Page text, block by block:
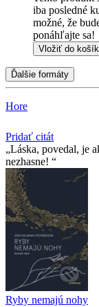
iba posledné
možné, že
ponáhľajte sa!
Vložiť do
Ďalšie formáty
Hore
Pridať citát
Láska, povedal, je
nezhasne!
Ryby nemajú nohy